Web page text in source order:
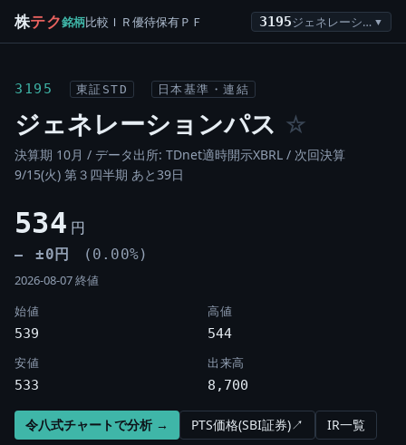
株テク銘柄比較 ＩＲ優待保有ＰＦ 3195 ジェネレーションパス ▼
3195 東証STD 日本基準・連結
ジェネレーションパス ☆
決算期 10月 / データ出所: TDnet適時開示XBRL / 次回決算
9/15(火) 第３四半期 あと39日
534 円
― ±0円 (0.00%)
2026-08-07 終値
始値
539
高値
544
安値
533
出来高
8,700
令八式チャートで分析 → PTS価格(SBI証券)↗ IR一覧